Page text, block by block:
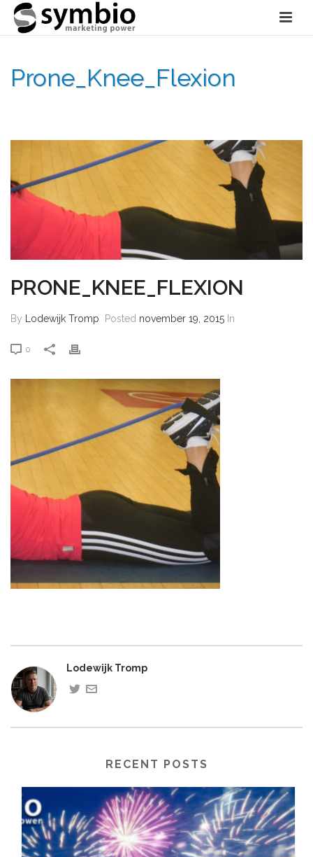
Prone_Knee_Flexion
PRONE_KNEE_FLEXION
By Lodewijk Tromp Posted november 19, 2015 In
0
Lodewijk Tromp
RECENT POSTS